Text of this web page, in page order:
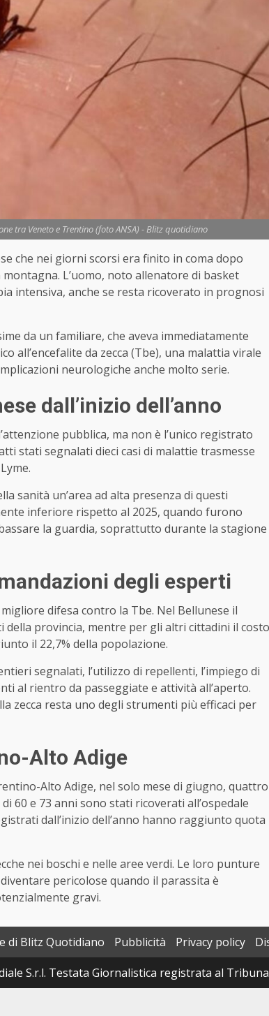
tra Veneto e Trentino (foto ANSA) - Blitz quotidiano
che nei giorni scorsi era finito in coma dopo
L’uomo, noto allenatore di basket
intensiva, anche se resta ricoverato in prognosi
da un familiare, che aveva immediatamente
all’encefalite da zecca (Tbe), una malattia virale
neurologiche anche molto serie.
dall’inizio dell’anno
pubblica, ma non è l’unico registrato
stati segnalati dieci casi di malattie trasmesse
sanità un’area ad alta presenza di questi
inferiore rispetto al 2025, quando furono
la guardia, soprattutto durante la stagione
degli esperti
difesa contro la Tbe. Nel Bellunese il
provincia, mentre per gli altri cittadini il costo
il 22,7% della popolazione.
segnalati, l’utilizzo di repellenti, l’impiego di
al rientro da passeggiate e attività all’aperto.
zecca resta uno degli strumenti più efficaci per
Alto Adige
Alto Adige, nel solo mese di giugno, quattro
60 e 73 anni sono stati ricoverati all’ospedale
dall’inizio dell’anno hanno raggiunto quota
nei boschi e nelle aree verdi. Le loro punture
pericolose quando il parassita è
gravi.
di Blitz Quotidiano Pubblicità Privacy policy
S.r.l. Testata Giornalistica registrata al